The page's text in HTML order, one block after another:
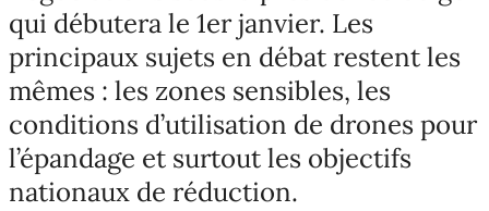
qui débutera le 1er janvier. Les
principaux sujets en débat restent les
mêmes : les zones sensibles, les
conditions d’utilisation de drones pour
l’épandage et surtout les objectifs
nationaux de réduction.